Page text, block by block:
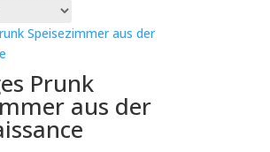
Prunk
aus der